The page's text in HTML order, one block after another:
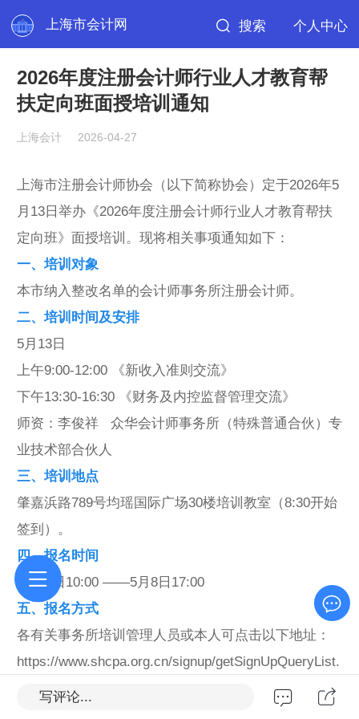
上海市会计网 搜索 个人中心
2026年度注册会计师行业人才教育帮
扶定向班面授培训通知
上海会计 2026-04-27
上海市注册会计师协会（以下简称协会）定于2026年5
月13日举办《2026年度注册会计师行业人才教育帮扶
定向班》面授培训。现将相关事项通知如下：
一、培训对象
本市纳入整改名单的会计师事务所注册会计师。
二、培训时间及安排
5月13日
上午9:00-12:00 《新收入准则交流》
下午13:30-16:30 《财务及内控监督管理交流》
师资：李俊祥 众华会计师事务所（特殊普通合伙）专
业技术部合伙人
三、培训地点
肇嘉浜路789号均瑶国际广场30楼培训教室（8:30开始
签到）。
四、报名时间
4月28日10:00 ——5月8日17:00
五、报名方式
各有关事务所培训管理人员或本人可点击以下地址：
https://www.shcpa.org.cn/signup/getSignUpQueryList.
do或点击协会网站——活动报名，填写事务所代码的
写评论...